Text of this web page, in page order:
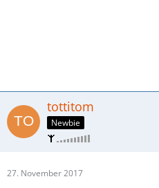
tottitom
Newbie
27. November 2017